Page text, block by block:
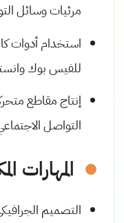
مرئيات وسائل
استخدام أدوات
للفيس بوك
إنتاج مقاطع
التواصل
المهارات
التصميم